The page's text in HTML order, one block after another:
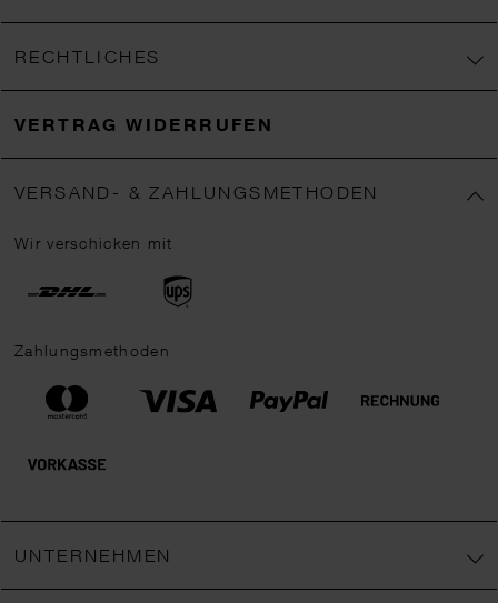
RECHTLICHES
VERTRAG WIDERRUFEN
VERSAND- & ZAHLUNGSMETHODEN
Wir verschicken mit
Zahlungsmethoden
UNTERNEHMEN